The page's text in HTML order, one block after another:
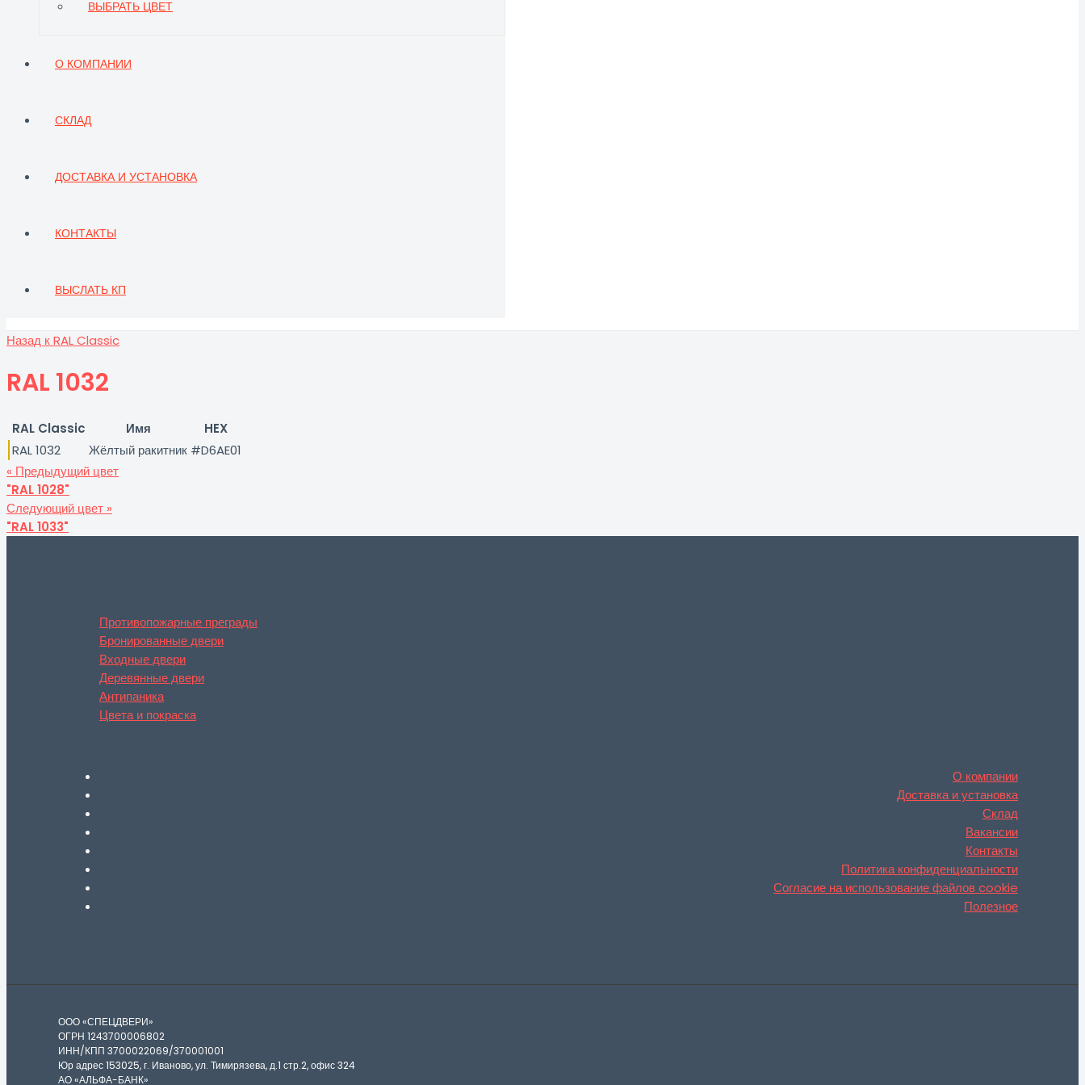
ВЫБРАТЬ ЦВЕТ
О КОМПАНИИ
СКЛАД
ДОСТАВКА И УСТАНОВКА
КОНТАКТЫ
ВЫСЛАТЬ КП
Назад к RAL Classic
RAL 1032
RAL Classic Имя
HEX
RAL 1032
Жёлтый ракитник #D6AE01
« Предыдущий цвет
"RAL 1028"
Следующий цвет »
"RAL 1033"
Противопожарные преграды
Бронированные двери
Входные двери
Деревянные двери
Антипаника
Цвета и покраска
О компании
Доставка и установка
Склад
Вакансии
Контакты
Политика конфиденциальности
Согласие на использование файлов cookie
Полезное
ООО «СПЕЦДВЕРИ»
ОГРН 1243700006802
ИНН/КПП 3700022069/370001001
Юр адрес 153025, г. Иваново, ул. Тимирязева, д.1 стр.2, офис 324
АО «АЛЬФА-БАНК»